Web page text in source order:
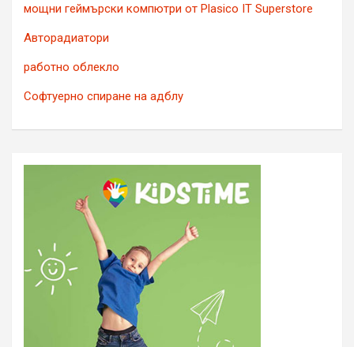
мощни геймърски компютри от Plasico IT Superstore
Авторадиатори
работно облекло
Софтуерно спиране на адблу